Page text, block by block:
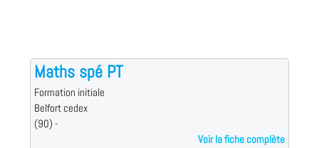
Maths spé PT
Formation initiale
Belfort cedex
(90) -
Voir la fiche complète